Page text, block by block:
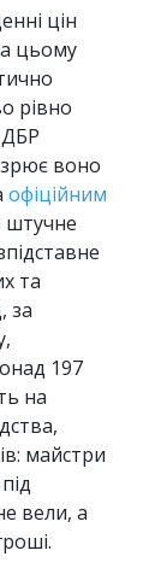
цін
цьому
рівно
воно
офіційним
штучне
та
за
197
на
майстри
вели, а